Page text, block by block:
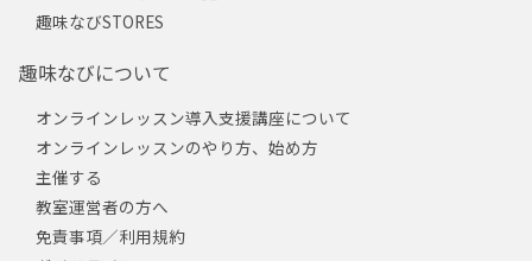
趣味なびSTORES
趣味なびについて
オンラインレッスン導入支援講座について
オンラインレッスンのやり方、始め方
主催する
教室運営者の方へ
免責事項／利用規約